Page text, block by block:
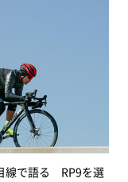
線で語る RP9を選